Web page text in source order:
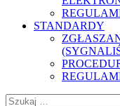
STANDARDY
Szukaj: